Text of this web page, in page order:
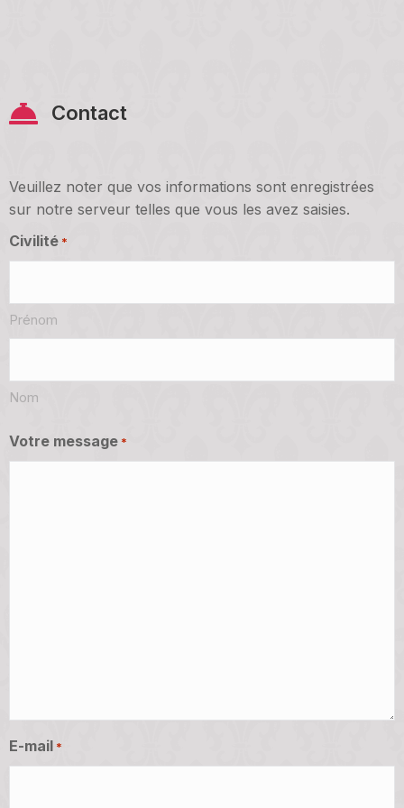
Contact
Veuillez noter que vos informations sont enregistrées
sur notre serveur telles que vous les avez saisies.
Civilité *
Prénom
Nom
Votre message *
E-mail *